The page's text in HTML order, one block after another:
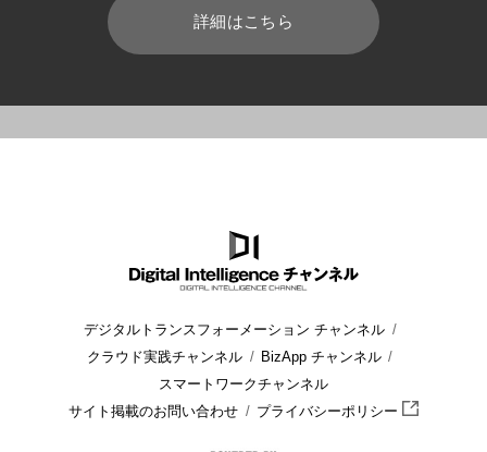
詳細はこちら
デジタルトランスフォーメーション チャンネル
クラウド実践チャンネル
BizApp チャンネル
スマートワークチャンネル
サイト掲載のお問い合わせ
プライバシーポリシー